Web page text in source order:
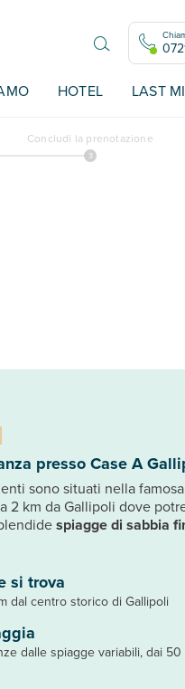
HOTEL LAST
Concludi la prenotazione
si trova
dal centro storico di Gallipoli
dalle spiagge variabili, dai
presso Case A
sono situati nella
2 km da Gallipoli dove
spiagge di sabbia